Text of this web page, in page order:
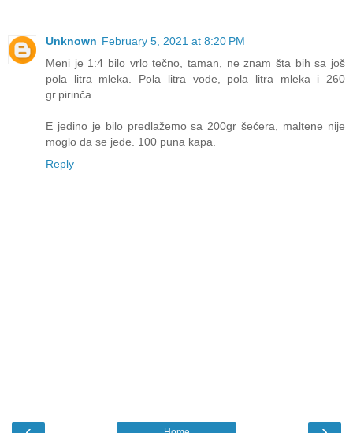
Unknown February 5, 2021 at 8:20 PM
Meni je 1:4 bilo vrlo tečno, taman, ne znam šta bih sa još
pola litra mleka. Pola litra vode, pola litra mleka i 260
gr.pirinča.
E jedino je bilo predlažemo sa 200gr šećera, maltene nije
moglo da se jede. 100 puna kapa.
Reply